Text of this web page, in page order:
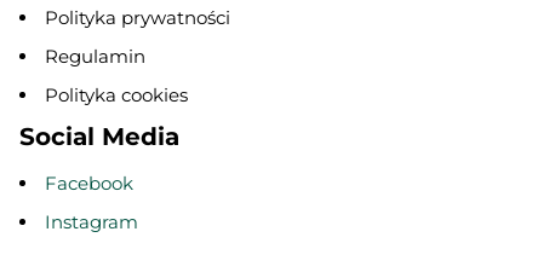
Polityka prywatności
Regulamin
Polityka cookies
Social Media
Facebook
Instagram